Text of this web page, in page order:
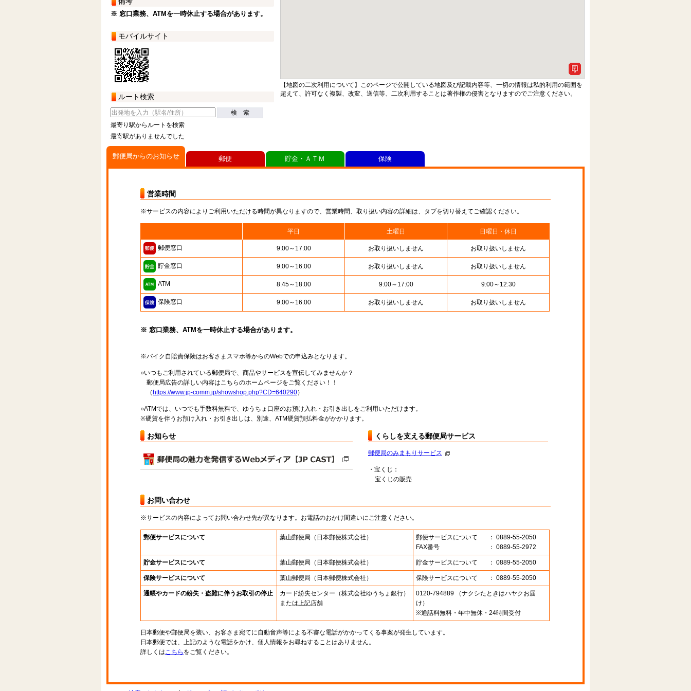
※ 窓口業務、ATMを一時休止する場合があります。
モバイルサイト
ルート検索
検 索
最寄り駅からルートを検索
最寄駅がありませんでした
【地図の二次利用について】このページで公開している地図及び記載内容等、一切の情報は私的利用の範囲を
超えて、許可なく複製、改変、送信等、二次利用することは著作権の侵害となりますのでご注意ください。
郵便局からのお知らせ
営業時間
※サービスの内容によりご利用いただける時間が異なりますので、営業時間、取り扱い内容の詳細は、タブを切り替えてご確認ください。
平日 土曜日 日曜日・休日
郵便窓口 9:00～17:00 お取り扱いしません お取り扱いしません
貯金窓口 9:00～16:00 お取り扱いしません お取り扱いしません
ATM 8:45～18:00 9:00～17:00 9:00～12:30
保険窓口 9:00～16:00 お取り扱いしません お取り扱いしません
※ 窓口業務、ATMを一時休止する場合があります。
※バイク自賠責保険はお客さまスマホ等からのWebでの申込みとなります。
○いつもご利用されている郵便局で、商品やサービスを宣伝してみませんか？
郵便局広告の詳しい内容はこちらのホームページをご覧ください！！
（ https://www.jp-comm.jp/showshop.php?CD=640290）
○ATMでは、いつでも手数料無料で、ゆうちょ口座のお預け入れ・お引き出しをご利用いただけます。
※硬貨を伴うお預け入れ・お引き出しは、別途、ATM硬貨預払料金がかかります。
お知らせ くらしを支える郵便局サービス
郵便局のみまもりサービス
・宝くじ：
宝くじの販売
お問い合わせ
※サービスの内容によってお問い合わせ先が異なります。お電話のおかけ間違いにご注意ください。
郵便サービスについて 葉山郵便局 （日本郵便株式会社） 郵便サービスについて
： 0889-55-2050
FAX番号
： 0889-55-2972
貯金サービスについて 葉山郵便局 （日本郵便株式会社） 貯金サービスについて ： 0889-55-2050
保険サービスについて 葉山郵便局 （日本郵便株式会社） 保険サービスについて ： 0889-55-2050
通帳やカードの紛失・盗難に伴うお取引の停止 カード紛失センター （株式会社ゆうちょ銀行）
または上記店舗
0120-794889 （ナクシたときはハヤクお届
け）
※通話料無料・年中無休・24時間受付
日本郵便や郵便局を装い、お客さま宛てに自動音声等による不審な電話がかかってくる事案が発生しています。
日本郵便では、上記のような電話をかけ、個人情報をお尋ねすることはありません。
詳しくはこちら をご覧ください。
郵便 貯金・ＡＴＭ 保険